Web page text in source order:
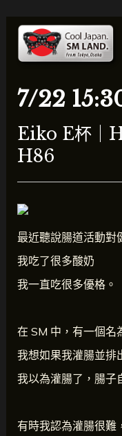
7/22
Eiko E杯｜
H86
最近聽說腸道活動對
我吃了很多酸奶
我一直吃很多優格。
在 SM 中，有一個名
我想如果我灌腸並排
我以為灌腸了，腸子
有時我認為灌腸很難